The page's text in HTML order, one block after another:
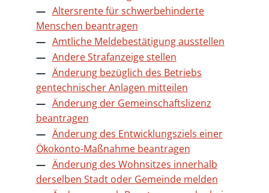
Altersrente für schwerbehinderte
Menschen beantragen
Amtliche Meldebestätigung ausstellen
Andere Strafanzeige stellen
Änderung bezüglich des Betriebs
gentechnischer Anlagen mitteilen
Änderung der Gemeinschaftslizenz
beantragen
Änderung des Entwicklungsziels einer
Ökokonto-Maßnahme beantragen
Änderung des Wohnsitzes innerhalb
derselben Stadt oder Gemeinde melden